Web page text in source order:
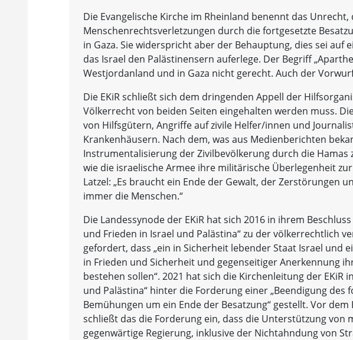
Die Evangelische Kirche im Rheinland benennt das Unrecht,
Menschenrechtsverletzungen durch die fortgesetzte
in Gaza. Sie widerspricht aber der Behauptung, dies sei auf
das Israel den Palästinensern auferlege. Der Begriff
Westjordanland und in Gaza nicht gerecht. Auch der
Die EKiR schließt sich dem dringenden Appell der
Völkerrecht von beiden Seiten eingehalten werden muss.
von Hilfsgütern, Angriffe auf zivile Helfer/innen und
Krankenhäusern. Nach dem, was aus Medienberichten
Instrumentalisierung der Zivilbevölkerung durch die Hamas
wie die israelische Armee ihre militärische Überlegenheit
Latzel: „Es braucht ein Ende der Gewalt, der Zerstörungen
immer die Menschen.“
Die Landessynode der EKiR hat sich 2016 in ihrem
und Frieden in Israel und Palästina“ zu der völkerrechtlich
gefordert, dass „ein in Sicherheit lebender Staat Israel und
in Frieden und Sicherheit und gegenseitiger Anerkennung
bestehen sollen“. 2021 hat sich die Kirchenleitung der EKiR
und Palästina“ hinter die Forderung einer „Beendigung
Bemühungen um ein Ende der Besatzung“ gestellt. Vor
schließt das die Forderung ein, dass die Unterstützung von
gegenwärtige Regierung, inklusive der Nichtahndung von